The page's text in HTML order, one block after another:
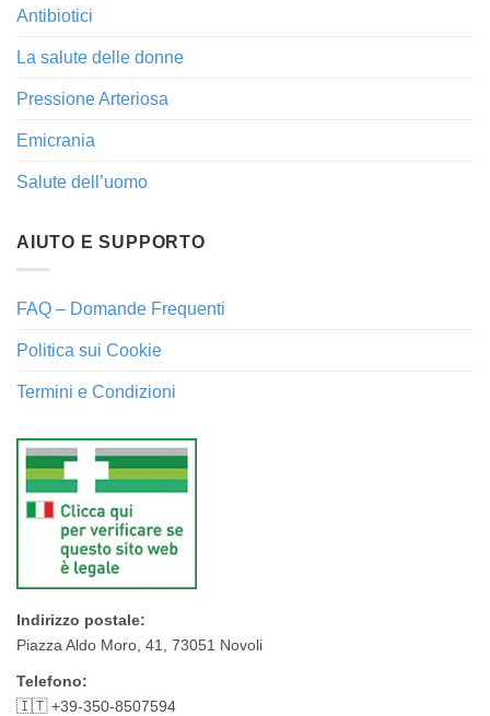
Antibiotici
La salute delle donne
Pressione Arteriosa
Emicrania
Salute dell’uomo
AIUTO E SUPPORTO
FAQ – Domande Frequenti
Politica sui Cookie
Termini e Condizioni
Indirizzo postale:
Piazza Aldo Moro, 41, 73051 Novoli
Telefono:
🇮🇹 +39-350-8507594